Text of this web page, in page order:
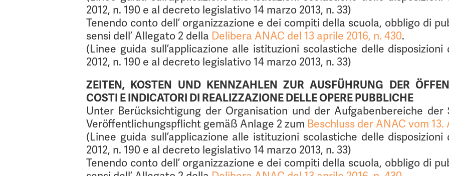
2012, n. 190 e al decreto legislativo 14 marzo 2013, n. 33)
Tenendo conto dell’ organizzazione e dei compiti della scuola, obbligo di
sensi dell’ Allegato 2 della Delibera ANAC del 13 aprile 2016, n. 430.
(Linee guida sull’applicazione alle istituzioni scolastiche delle
2012, n. 190 e al decreto legislativo 14 marzo 2013, n. 33)
ZEITEN, KOSTEN UND KENNZAHLEN ZUR AUSFÜHRUNG DER
COSTI E INDICATORI DI REALIZZAZIONE DELLE OPERE PUBBLICHE
Unter Berücksichtigung der Organisation und der Aufgabenbereiche der
Veröffentlichungspflicht gemäß Anlage 2 zum Beschluss der ANAC vom 13.
(Linee guida sull’applicazione alle istituzioni scolastiche delle
2012, n. 190 e al decreto legislativo 14 marzo 2013, n. 33)
Tenendo conto dell’ organizzazione e dei compiti della scuola, obbligo di